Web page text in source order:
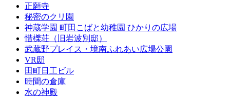
正願寺
秘密のクリ園
神蔵学園 町田こばと幼稚園 ひかりの広場
惜櫟荘（旧岩波別邸）
武蔵野プレイス・境南ふれあい広場公園
VR邸
田町日工ビル
時間の倉庫
水の神殿